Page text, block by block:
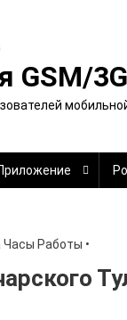
GSM/